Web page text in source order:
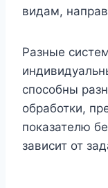
видам,
Разные
способны
обработки,
показателю
зависит от